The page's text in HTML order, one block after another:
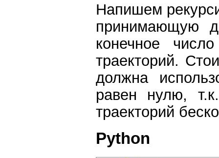
Напишем
принимающую
конечное
траекторий.
должна
равен нулю,
траекторий
Python